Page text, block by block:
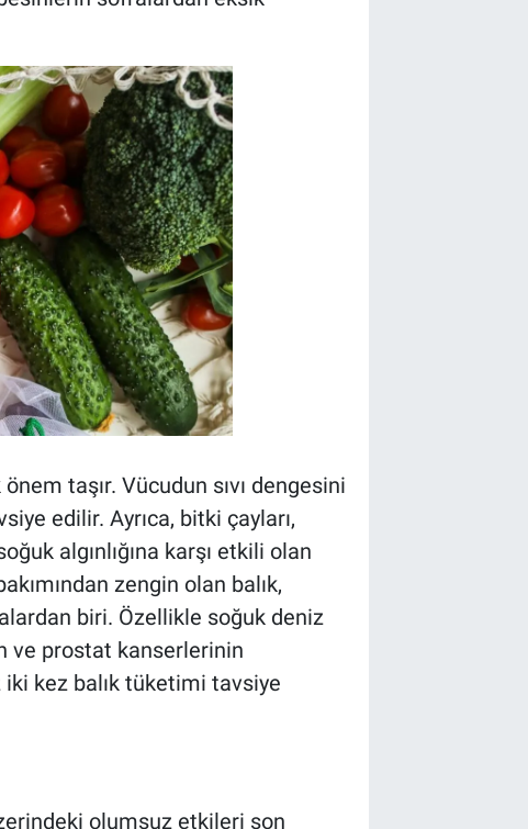
taşır. Vücudun sıvı dengesini
edilir. Ayrıca, bitki çayları,
algınlığına karşı etkili olan
zengin olan balık,
biri. Özellikle soğuk deniz
ve prostat kanserlerinin
kez balık tüketimi tavsiye
olumsuz etkileri son